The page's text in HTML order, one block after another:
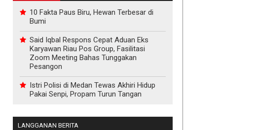
10 Fakta Paus Biru, Hewan Terbesar di
Bumi
Said Iqbal Respons Cepat Aduan Eks
Karyawan Riau Pos Group, Fasilitasi
Zoom Meeting Bahas Tunggakan
Pesangon
Istri Polisi di Medan Tewas Akhiri Hidup
Pakai Senpi, Propam Turun Tangan
LANGGANAN BERITA